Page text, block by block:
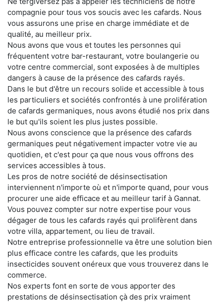
compagnie pour tous vos soucis avec les cafards. Nous
vous assurons une prise en charge immédiate et de
qualité, au meilleur prix.
Nous avons que vous et toutes les personnes qui
fréquentent votre bar-restaurant, votre boulangerie ou
votre centre commercial, sont exposées à de multiples
dangers à cause de la présence des cafards rayés.
Dans le but d'être un recours solide et accessible à tous
les particuliers et sociétés confrontés à une prolifération
de cafards germaniques, nous avons étudié nos prix dans
le but qu'ils soient les plus justes possible.
Nous avons conscience que la présence des cafards
germaniques peut négativement impacter votre vie au
quotidien, et c'est pour ça que nous vous offrons des
services accessibles à tous.
Les pros de notre société de désinsectisation
interviennent n'importe où et n'importe quand, pour vous
procurer une aide efficace et au meilleur tarif à Gannat.
Vous pouvez compter sur notre expertise pour vous
dégager de tous les cafards rayés qui prolifèrent dans
votre villa, appartement, ou lieu de travail.
Notre entreprise professionnelle va être une solution bien
plus efficace contre les cafards, que les produits
insecticides souvent onéreux que vous trouverez dans le
commerce.
Nos experts font en sorte de vous apporter des
prestations de désinsectisation çà des prix vraiment